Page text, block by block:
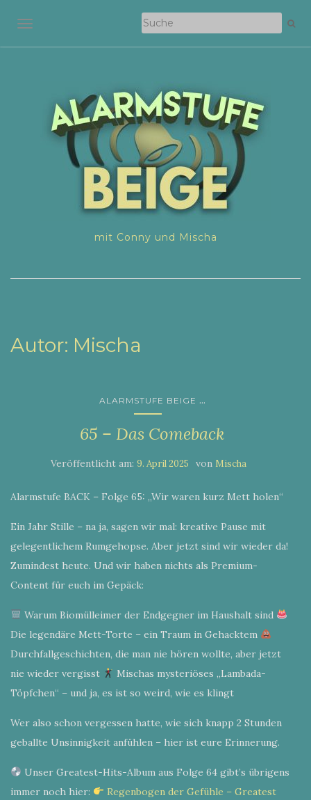
NAVIGATION EIN-/AUSSCHALTEN
mit Conny und Mischa
Autor: Mischa
ALARMSTUFE BEIGE ...
65 – Das Comeback
Veröffentlicht am: 9. April 2025 von Mischa
Alarmstufe BACK – Folge 65: „Wir waren kurz Mett holen“
Ein Jahr Stille – na ja, sagen wir mal: kreative Pause mit
gelegentlichem Rumgehopse. Aber jetzt sind wir wieder da!
Zumindest heute. Und wir haben nichts als Premium-
Content für euch im Gepäck:
Warum Biomülleimer der Endgegner im Haushalt sind
Die legendäre Mett-Torte – ein Traum in Gehacktem
Durchfallgeschichten, die man nie hören wollte, aber jetzt
nie wieder vergisst
Mischas mysteriöses „Lambada-
Töpfchen“ – und ja, es ist so weird, wie es klingt
Wer also schon vergessen hatte, wie sich knapp 2 Stunden
geballte Unsinnigkeit anfühlen – hier ist eure Erinnerung.
Unser Greatest-Hits-Album aus Folge 64 gibt’s übrigens
immer noch hier:
Regenbogen der Gefühle – Greatest